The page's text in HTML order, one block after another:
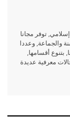
توفر مجانا
والجماعة, وعددا
بتنوع أقسامها,
معرفية عديدة